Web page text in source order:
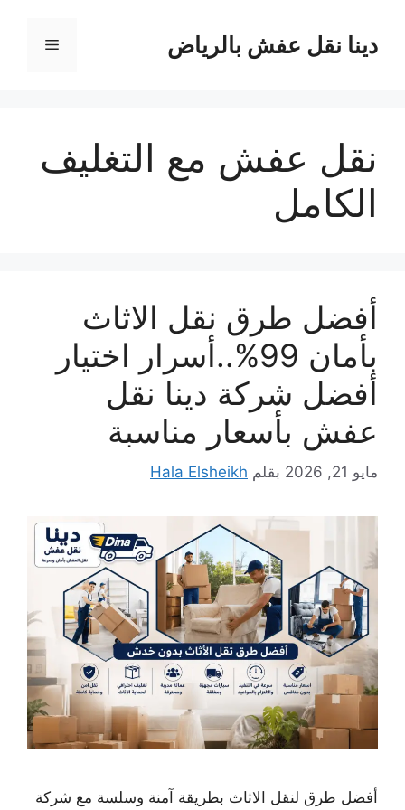
المحتوىدينا نقل عفش بالرياض القائمة
نقل عفش مع التغليف
الكامل
أفضل طرق نقل الاثاث
بأمان 99%..أسرار اختيار
أفضل شركة دينا نقل
عفش بأسعار مناسبة
مايو 21, 2026 بقلم Hala Elsheikh
أفضل طرق لنقل الاثاث بطريقة آمنة وسلسة مع شركة